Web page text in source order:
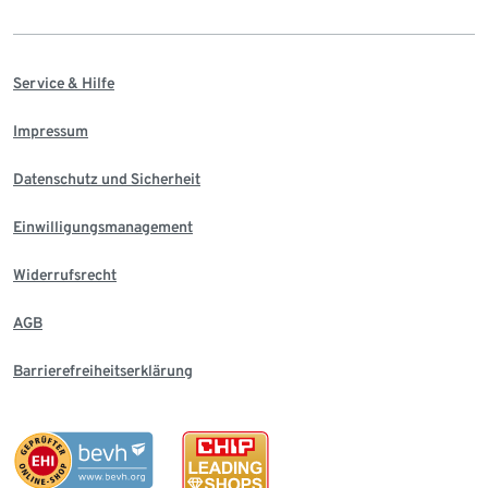
Service & Hilfe
Impressum
Datenschutz und Sicherheit
Einwilligungsmanagement
Widerrufsrecht
AGB
Barrierefreiheitserklärung